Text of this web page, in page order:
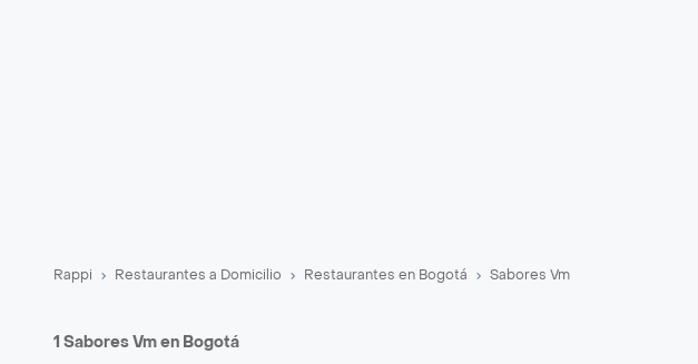
Rappi Restaurantes a Domicilio Restaurantes en Bogotá Sabores Vm
1 Sabores Vm en Bogotá